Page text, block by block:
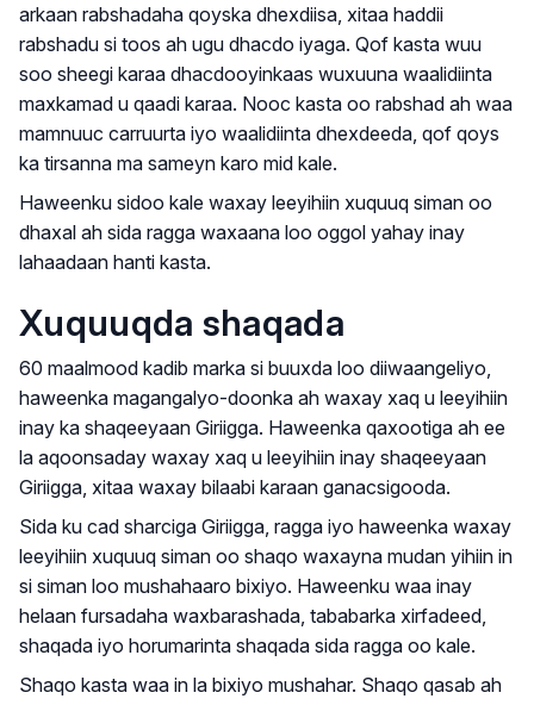
arkaan rabshadaha qoyska dhexdiisa, xitaa haddii
rabshadu si toos ah ugu dhacdo iyaga. Qof kasta wuu
soo sheegi karaa dhacdooyinkaas wuxuuna waalidiinta
maxkamad u qaadi karaa. Nooc kasta oo rabshad ah waa
mamnuuc carruurta iyo waalidiinta dhexdeeda, qof qoys
ka tirsanna ma sameyn karo mid kale.
Haweenku sidoo kale waxay leeyihiin xuquuq siman oo
dhaxal ah sida ragga waxaana loo oggol yahay inay
lahaadaan hanti kasta.
Xuquuqda shaqada
60 maalmood kadib marka si buuxda loo diiwaangeliyo,
haweenka magangalyo-doonka ah waxay xaq u leeyihiin
inay ka shaqeeyaan Giriigga. Haweenka qaxootiga ah ee
la aqoonsaday waxay xaq u leeyihiin inay shaqeeyaan
Giriigga, xitaa waxay bilaabi karaan ganacsigooda.
Sida ku cad sharciga Giriigga, ragga iyo haweenka waxay
leeyihiin xuquuq siman oo shaqo waxayna mudan yihiin in
si siman loo mushahaaro bixiyo. Haweenku waa inay
helaan fursadaha waxbarashada, tababarka xirfadeed,
shaqada iyo horumarinta shaqada sida ragga oo kale.
Shaqo kasta waa in la bixiyo mushahar. Shaqo qasab ah